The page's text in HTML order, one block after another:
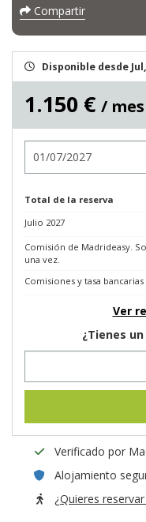
Compartir
Disponible desde
1.150 € / mes
Total de la reserva
Julio 2027
Comisión de Madrideasy.
una vez.
Comisiones y tasa bancarias
Ver
¿Tienes
Verificado por
Alojamiento
¿Quieres